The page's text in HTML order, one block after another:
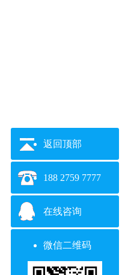
返回顶部
188 2759 7777
在线咨询
微信二维码